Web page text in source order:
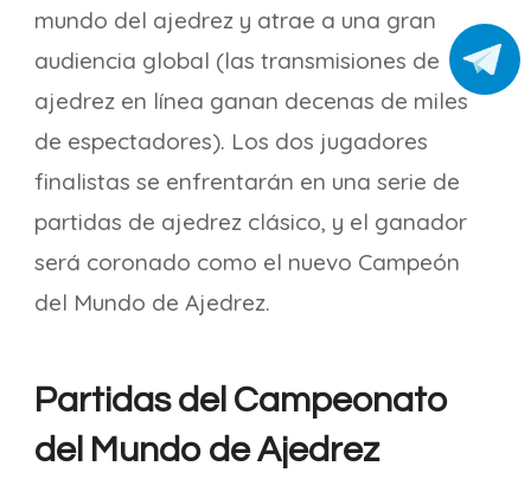
mundo del ajedrez y atrae a una gran
audiencia global (las transmisiones de
ajedrez en línea ganan decenas de miles
de espectadores). Los dos jugadores
finalistas se enfrentarán en una serie de
partidas de ajedrez clásico, y el ganador
será coronado como el nuevo Campeón
del Mundo de Ajedrez.
Partidas del Campeonato
del Mundo de Ajedrez